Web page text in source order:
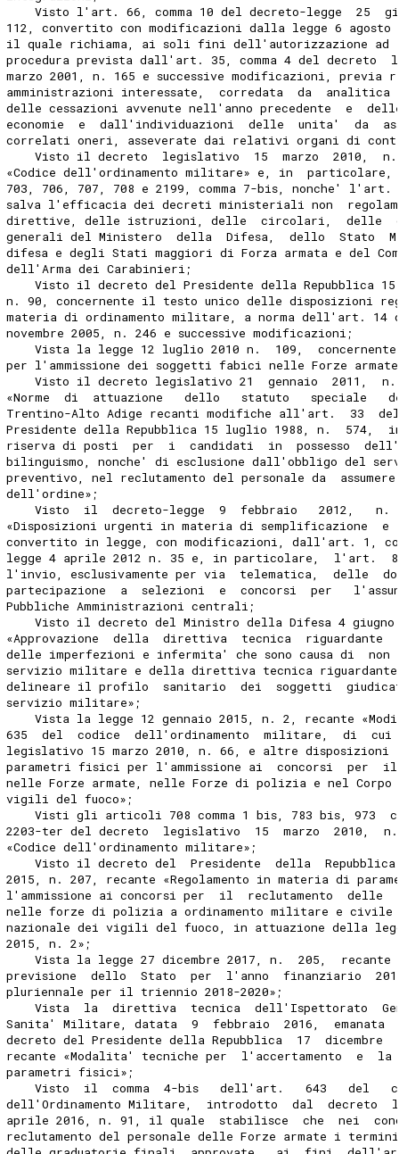
Visto l'art. 66, comma 10 del decreto-legge  25
112, convertito con modificazioni dalla legge 6 agosto
il quale richiama, ai soli fini dell'autorizzazione ad
procedura prevista dall'art. 35, comma 4 del decreto
marzo 2001, n. 165 e successive modificazioni, previa
amministrazioni interessate,  corredata  da  analitica
delle cessazioni avvenute nell'anno precedente  e
economie  e  dall'individuazioni  delle  unita'  da
correlati oneri, asseverate dai relativi organi di
Visto il decreto  legislativo  15  marzo  2010,
«Codice dell'ordinamento militare» e, in
703, 706, 707, 708 e 2199, comma 7-bis, nonche'
salva l'efficacia dei decreti ministeriali non
direttive, delle istruzioni, delle  circolari,  delle
generali del Ministero  della  Difesa,  dello  Stato
difesa e degli Stati maggiori di Forza armata e del
dell'Arma dei Carabinieri;
Visto il decreto del Presidente della Repubblica
n. 90, concernente il testo unico delle disposizioni
materia di ordinamento militare, a norma dell'art. 14
novembre 2005, n. 246 e successive modificazioni;
Vista la legge 12 luglio 2010 n.  109,
per l'ammissione dei soggetti fabici nelle Forze
Visto il decreto legislativo 21  gennaio  2011,
«Norme  di  attuazione   dello   statuto   speciale
Trentino-Alto Adige recanti modifiche all'art.  33
Presidente della Repubblica 15 luglio 1988, n.  574,
riserva di posti  per  i  candidati  in  possesso
bilinguismo, nonche' di esclusione dall'obbligo del
preventivo, nel reclutamento del personale da
dell'ordine»;
Visto  il  decreto-legge  9  febbraio   2012,   n.
«Disposizioni urgenti in materia di semplificazione
convertito in legge, con modificazioni, dall'art. 1,
legge 4 aprile 2012 n. 35 e, in particolare,  l'art.  8,
l'invio, esclusivamente per via  telematica,  delle
partecipazione  a  selezioni  e  concorsi  per
Pubbliche Amministrazioni centrali;
Visto il decreto del Ministro della Difesa 4
«Approvazione  della  direttiva  tecnica  riguardante
delle imperfezioni e infermita' che sono causa di
servizio militare e della direttiva tecnica
delineare il profilo  sanitario  dei  soggetti
servizio militare»;
Vista la legge 12 gennaio 2015, n. 2, recante
635  del  codice  dell'ordinamento  militare,  di
legislativo 15 marzo 2010, n. 66, e altre
parametri fisici per l'ammissione ai  concorsi  per  il
nelle Forze armate, nelle Forze di polizia e nel Corpo
vigili del fuoco»;
Visti gli articoli 708 comma 1 bis, 783 bis, 973
2203-ter del decreto  legislativo  15  marzo  2010,
«Codice dell'ordinamento militare»;
Visto il decreto del  Presidente  della
2015, n. 207, recante «Regolamento in materia di
l'ammissione ai concorsi per  il  reclutamento  delle
nelle forze di polizia a ordinamento militare e
nazionale dei vigili del fuoco, in attuazione della
2015, n. 2»;
Vista la legge 27 dicembre 2017, n.  205,  recante
previsione  dello  Stato  per  l'anno  finanziario
pluriennale per il triennio 2018-2020»;
Vista  la  direttiva  tecnica  dell'Ispettorato
Sanita' Militare, datata  9  febbraio  2016,  emanata
decreto del Presidente della Repubblica  17  dicembre
recante «Modalita' tecniche per  l'accertamento  e
parametri fisici»;
Visto  il  comma  4-bis   dell'art.   643   del
dell'Ordinamento Militare,  introdotto  dal  decreto
aprile 2016, n. 91, il quale  stabilisce  che  nei
reclutamento del personale delle Forze armate i